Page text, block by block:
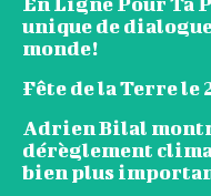
unique de
monde!
Fête de la Terre le
Adrien Bilal
dérèglement
bien plus